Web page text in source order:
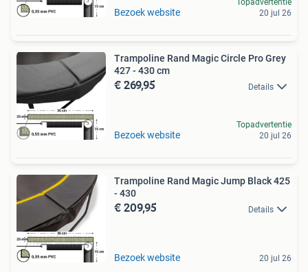
Bezoek website
Topadvertentie
20 jul 26
Trampoline Rand Magic Circle Pro Grey
427 - 430 cm
€ 269,95 Details
Bezoek website
Topadvertentie
20 jul 26
Trampoline Rand Magic Jump Black 425
- 430
€ 209,95 Details
Bezoek website 20 jul 26